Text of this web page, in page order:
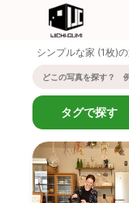
シンプルな家 (1枚)
タグで探す